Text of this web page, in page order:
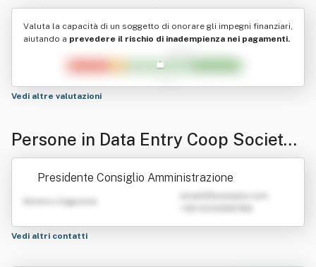
Valuta la capacità di un soggetto di onorare gli impegni finanziari,
aiutando a prevedere il rischio di inadempienza nei pagamenti.
Vedi altre valutazioni
Persone in Data Entry Coop Società
Cooperativa
Presidente Consiglio Amministrazione
Nome e Cognome
Vedi altri contatti